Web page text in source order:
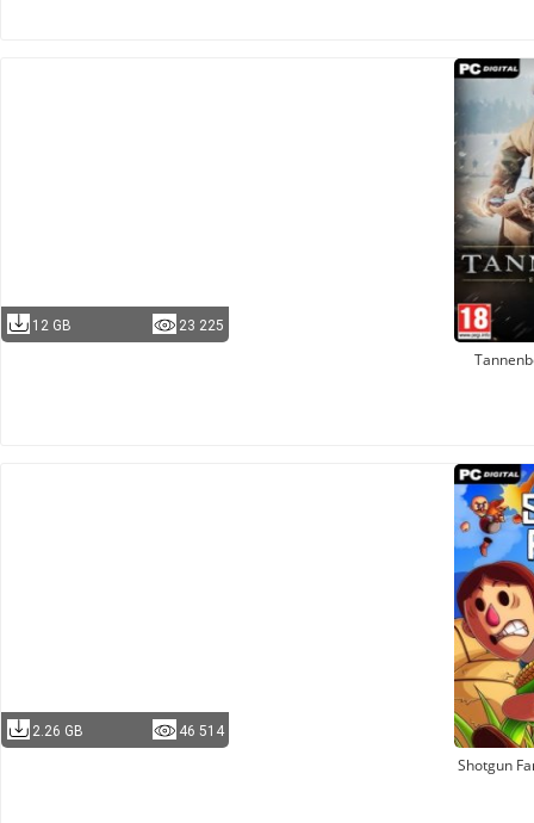
12 GB 23 225
2.26 GB 46 514
Shotgun